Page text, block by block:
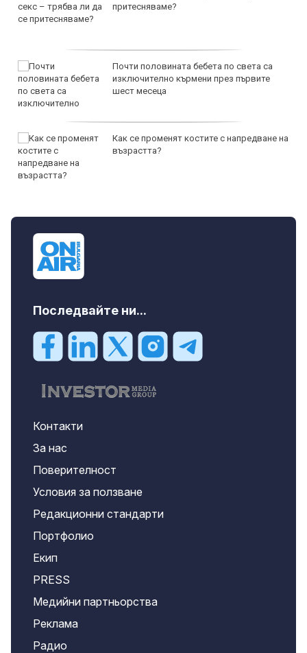
притесняваме?
Почти половината бебета по света са
изключително кърмени през първите
шест месеца
Как се променят костите с напредване на
възрастта?
Последвайте ни...
Контакти
За нас
Поверителност
Условия за ползване
Редакционни стандарти
Портфолио
Екип
PRESS
Медийни партньорства
Реклама
Радио